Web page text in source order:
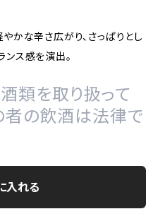
かな辛さ広がり、さっぱりとし
ス感を演出。
類を取り扱って
者の飲酒は法律で
入れる